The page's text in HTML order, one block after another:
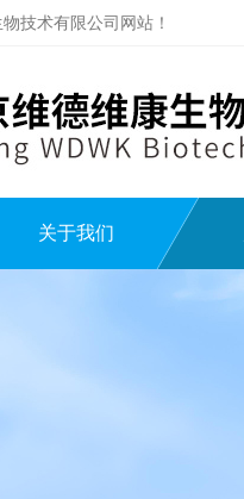
技术有限公司网站！
关于我们